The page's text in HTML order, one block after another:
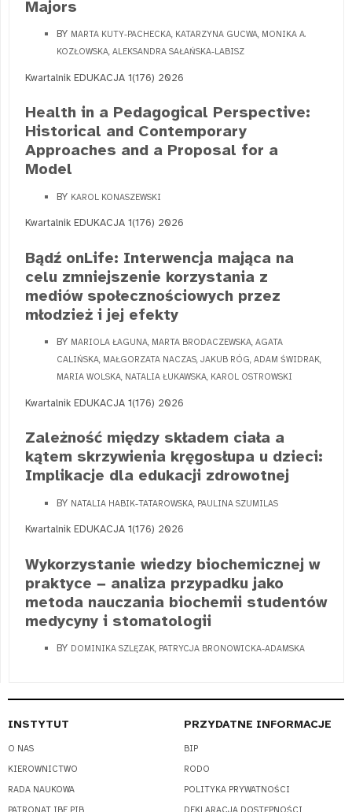
Majors
BY MARTA KUTY-PACHECKA, KATARZYNA GUCWA, MONIKA A.
KOZŁOWSKA, ALEKSANDRA SAŁAŃSKA-LABISZ
Kwartalnik EDUKACJA 1(176) 2026
Health in a Pedagogical Perspective:
Historical and Contemporary
Approaches and a Proposal for a
Model
BY KAROL KONASZEWSKI
Kwartalnik EDUKACJA 1(176) 2026
Bądź onLife: Interwencja mająca na
celu zmniejszenie korzystania z
mediów społecznościowych przez
młodzież i jej efekty
BY MARIOLA ŁAGUNA, MARTA BRODACZEWSKA, AGATA
CALIŃSKA, MAŁGORZATA NACZAS, JAKUB RÓG, ADAM ŚWIDRAK,
MARIA WOLSKA, NATALIA ŁUKAWSKA, KAROL OSTROWSKI
Kwartalnik EDUKACJA 1(176) 2026
Zależność między składem ciała a
kątem skrzywienia kręgosłupa u dzieci:
Implikacje dla edukacji zdrowotnej
BY NATALIA HABIK-TATAROWSKA, PAULINA SZUMILAS
Kwartalnik EDUKACJA 1(176) 2026
Wykorzystanie wiedzy biochemicznej w
praktyce − analiza przypadku jako
metoda nauczania biochemii studentów
medycyny i stomatologii
BY DOMINIKA SZLĘZAK, PATRYCJA BRONOWICKA-ADAMSKA
INSTYTUT
O NAS
KIEROWNICTWO
RADA NAUKOWA
PRZYDATNE INFORMACJE
BIP
RODO
POLITYKA PRYWATNOŚCI